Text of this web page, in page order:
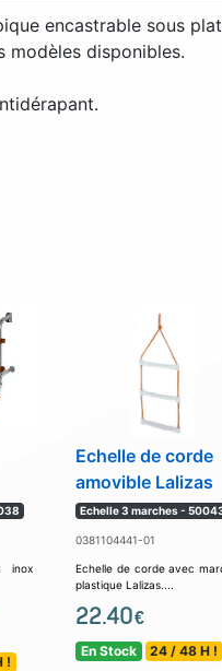
encastrable sous
modèles disponibles.
inox
!
Echelle de corde
amovible Lalizas
Echelle 3 marches -
0381104441-01
Echelle de corde avec
plastique Lalizas....
22.40€
En Stock 24 / 48 H !